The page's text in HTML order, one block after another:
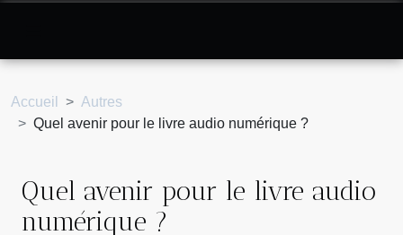
Accueil
Autres
Quel avenir pour le livre audio numérique ?
Quel avenir pour le livre audio
numérique ?